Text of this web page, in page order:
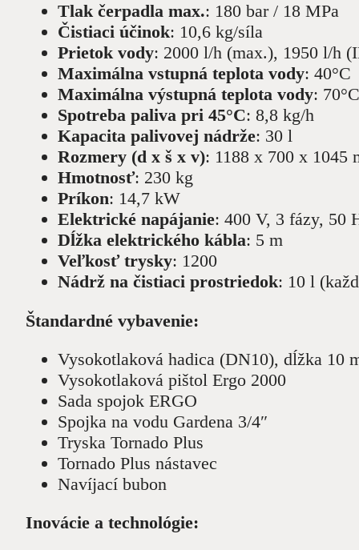
Tlak čerpadla max.: 180 bar / 18 MPa
Čistiaci účinok: 10,6 kg/síla
Prietok vody: 2000 l/h (max.), 1950 l/h
Maximálna vstupná teplota vody: 40°C
Maximálna výstupná teplota vody:
Spotreba paliva pri 45°C: 8,8 kg/h
Kapacita palivovej nádrže: 30 l
Rozmery (d x š x v): 1188 x 700 x 1045
Hmotnosť: 230 kg
Príkon: 14,7 kW
Elektrické napájanie: 400 V, 3 fázy, 50
Dĺžka elektrického kábla: 5 m
Veľkosť trysky: 1200
Nádrž na čistiaci prostriedok: 10 l
Štandardné vybavenie:
Vysokotlaková hadica (DN10), dĺžka 10
Vysokotlaková pištol Ergo 2000
Sada spojok ERGO
Spojka na vodu Gardena 3/4″
Tryska Tornado Plus
Tornado Plus nástavec
Navíjací bubon
Inovácie a technológie: